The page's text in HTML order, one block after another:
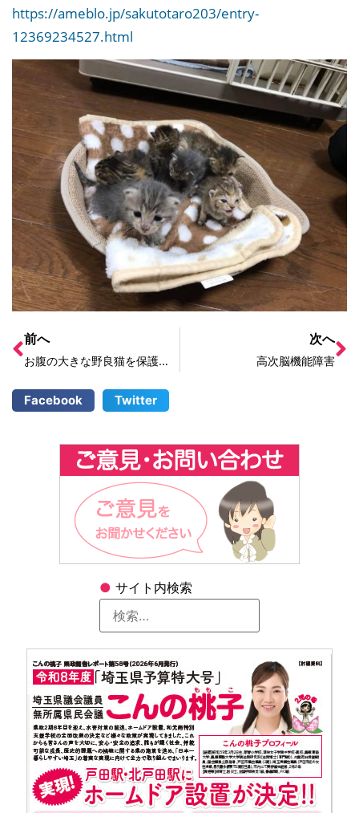
● サイト内検索
https://ameblo.jp/sakutotaro203/entry-
12369234527.html
前へ
お腹の大きな野良猫を保護してほしい
次へ
高次脳機能障害
Facebook Twitter